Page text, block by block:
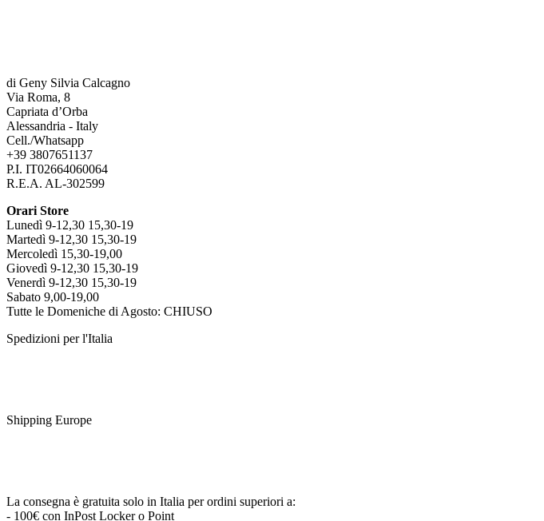
di Geny Silvia Calcagno
Via Roma, 8
Capriata d’Orba
Alessandria - Italy
Cell./Whatsapp
+39 3807651137
P.I. IT02664060064
R.E.A. AL-302599
Orari Store
Lunedì 9-12,30 15,30-19
Martedì 9-12,30 15,30-19
Mercoledì 15,30-19,00
Giovedì 9-12,30 15,30-19
Venerdì 9-12,30 15,30-19
Sabato 9,00-19,00
Tutte le Domeniche di Agosto: CHIUSO
Spedizioni per l'Italia
Shipping Europe
La consegna è gratuita solo in Italia per ordini superiori a:
- 100€ con InPost Locker o Point